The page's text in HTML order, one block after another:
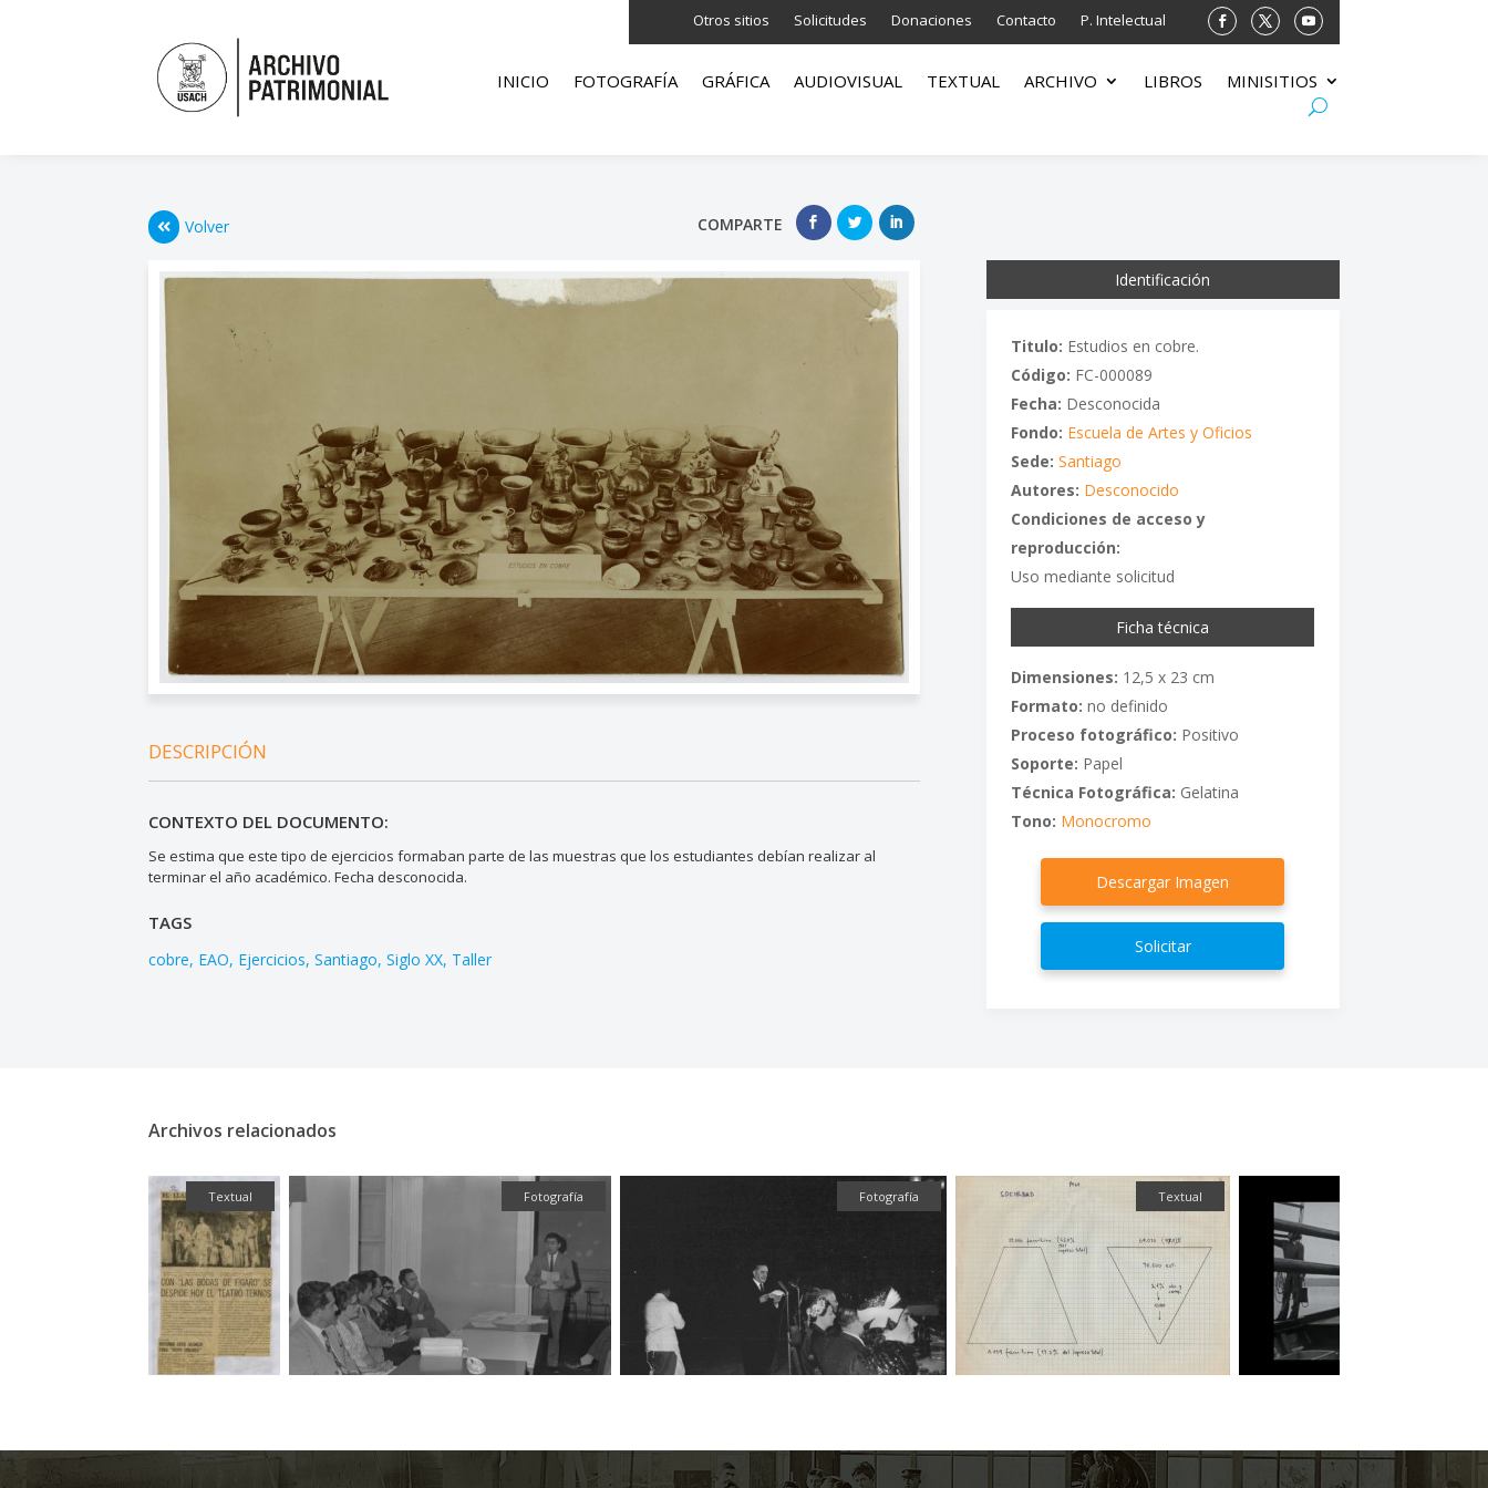
Otros sitios Solicitudes Donaciones Contacto P. Intelectual
INICIO FOTOGRAFÍA GRÁFICA AUDIOVISUAL TEXTUAL ARCHIVO LIBROS MINISITIOS
Volver COMPARTE
DESCRIPCIÓN
CONTEXTO DEL DOCUMENTO:
Se estima que este tipo de ejercicios formaban parte de las muestras que los estudiantes debían realizar al
terminar el año académico. Fecha desconocida.
TAGS
cobre EAO Ejercicios Santiago Siglo XX Taller
Identificación
Titulo: Estudios en cobre.
Código: FC-000089
Fecha: Desconocida
Fondo: Escuela de Artes y Oficios
Sede: Santiago
Autores: Desconocido
Condiciones de acceso y
reproducción:
Uso mediante solicitud
Ficha técnica
Dimensiones: 12,5 x 23 cm
Formato: no definido
Proceso fotográfico: Positivo
Soporte: Papel
Técnica Fotográfica: Gelatina
Tono: Monocromo
Descargar Imagen
Solicitar
Archivos relacionados
Textual